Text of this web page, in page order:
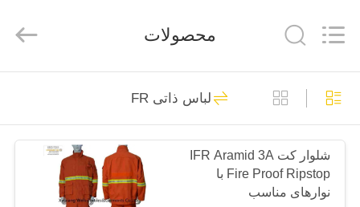
خانه
محصولات
درباره
Textiles&Garments
Co.Ltd.
Reserved.
کاورهای پنبه ای FR
محصولات
لباس ذاتی FR
شلوار کت IFR Aramid 3A
Fire Proof Ripstop با
نوارهای مناسب